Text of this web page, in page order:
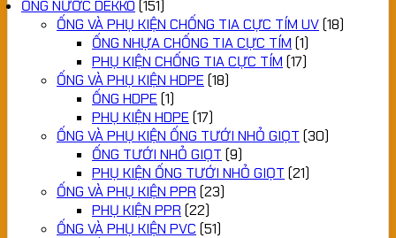
ỐNG NƯỚC DEKKO (151)
ỐNG VÀ PHỤ KIỆN CHỐNG TIA CỰC TÍM UV(18)
ỐNG NHỰA CHỐNG TIA CỰC TÍM (1)
PHỤ KIỆN CHỐNG TIA CỰC TÍM (17)
ỐNG VÀ PHỤ KIỆN HDPE (18)
ỐNG HDPE (1)
PHỤ KIỆN HDPE (17)
ỐNG VÀ PHỤ KIỆN ỐNG TƯỚI NHỎ GIỌT (30)
ỐNG TƯỚI NHỎ GIỌT (9)
PHỤ KIỆN ỐNG TƯỚI NHỎ GIỌT (21)
ỐNG VÀ PHỤ KIỆN PPR (23)
PHỤ KIỆN PPR (22)
ỐNG VÀ PHỤ KIỆN PVC (51)